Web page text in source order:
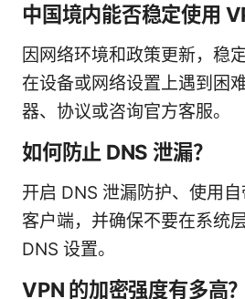
中国境内能否稳定使用
因网络环境和政策更新，稳
在设备或网络设置上遇到困
器、协议或咨询官方客服。
如何防止 DNS 泄漏？
开启 DNS 泄漏防护、使用
客户端，并确保不要在系统
DNS 设置。
VPN 的加密强度有多高？